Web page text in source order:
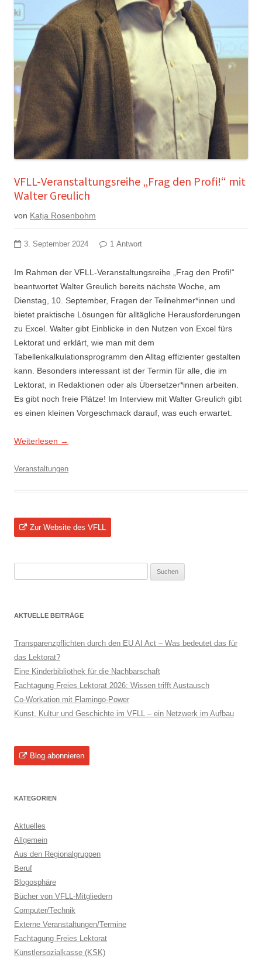
VFLL-Veranstaltungsreihe „Frag den Profi!“ mit
Walter Greulich
von Katja Rosenbohm
3. September 2024 1 Antwort
Im Rahmen der VFLL-Veranstaltungsreihe „Frag den Profi!“
beantwortet Walter Greulich bereits nächste Woche, am
Dienstag, 10. September, Fragen der Teilnehmer*innen und
bietet praktische Lösungen für alltägliche Herausforderungen
zu Excel. Walter gibt Einblicke in den Nutzen von Excel fürs
Lektorat und erklärt, wie man mit dem
Tabellenkalkulationsprogramm den Alltag effizienter gestalten
kann. Besonders interessant ist der Termin für alle, die im
Lektorat, in Redaktionen oder als Übersetzer*innen arbeiten.
Es gibt noch freie Plätze! Im Interview mit Walter Greulich gibt
es einen kleinen Vorgeschmack darauf, was euch erwartet.
Weiterlesen →
Veranstaltungen
Zur Website des VFLL
AKTUELLE BEITRÄGE
Transparenzpflichten durch den EU AI Act – Was bedeutet das für
das Lektorat?
Eine Kinderbibliothek für die Nachbarschaft
Fachtagung Freies Lektorat 2026: Wissen trifft Austausch
Co-Workation mit Flamingo-Power
Kunst, Kultur und Geschichte im VFLL – ein Netzwerk im Aufbau
Blog abonnieren
KATEGORIEN
Aktuelles
Allgemein
Aus den Regionalgruppen
Beruf
Blogosphäre
Bücher von VFLL-Mitgliedern
Computer/Technik
Externe Veranstaltungen/Termine
Fachtagung Freies Lektorat
Künstlersozialkasse (KSK)